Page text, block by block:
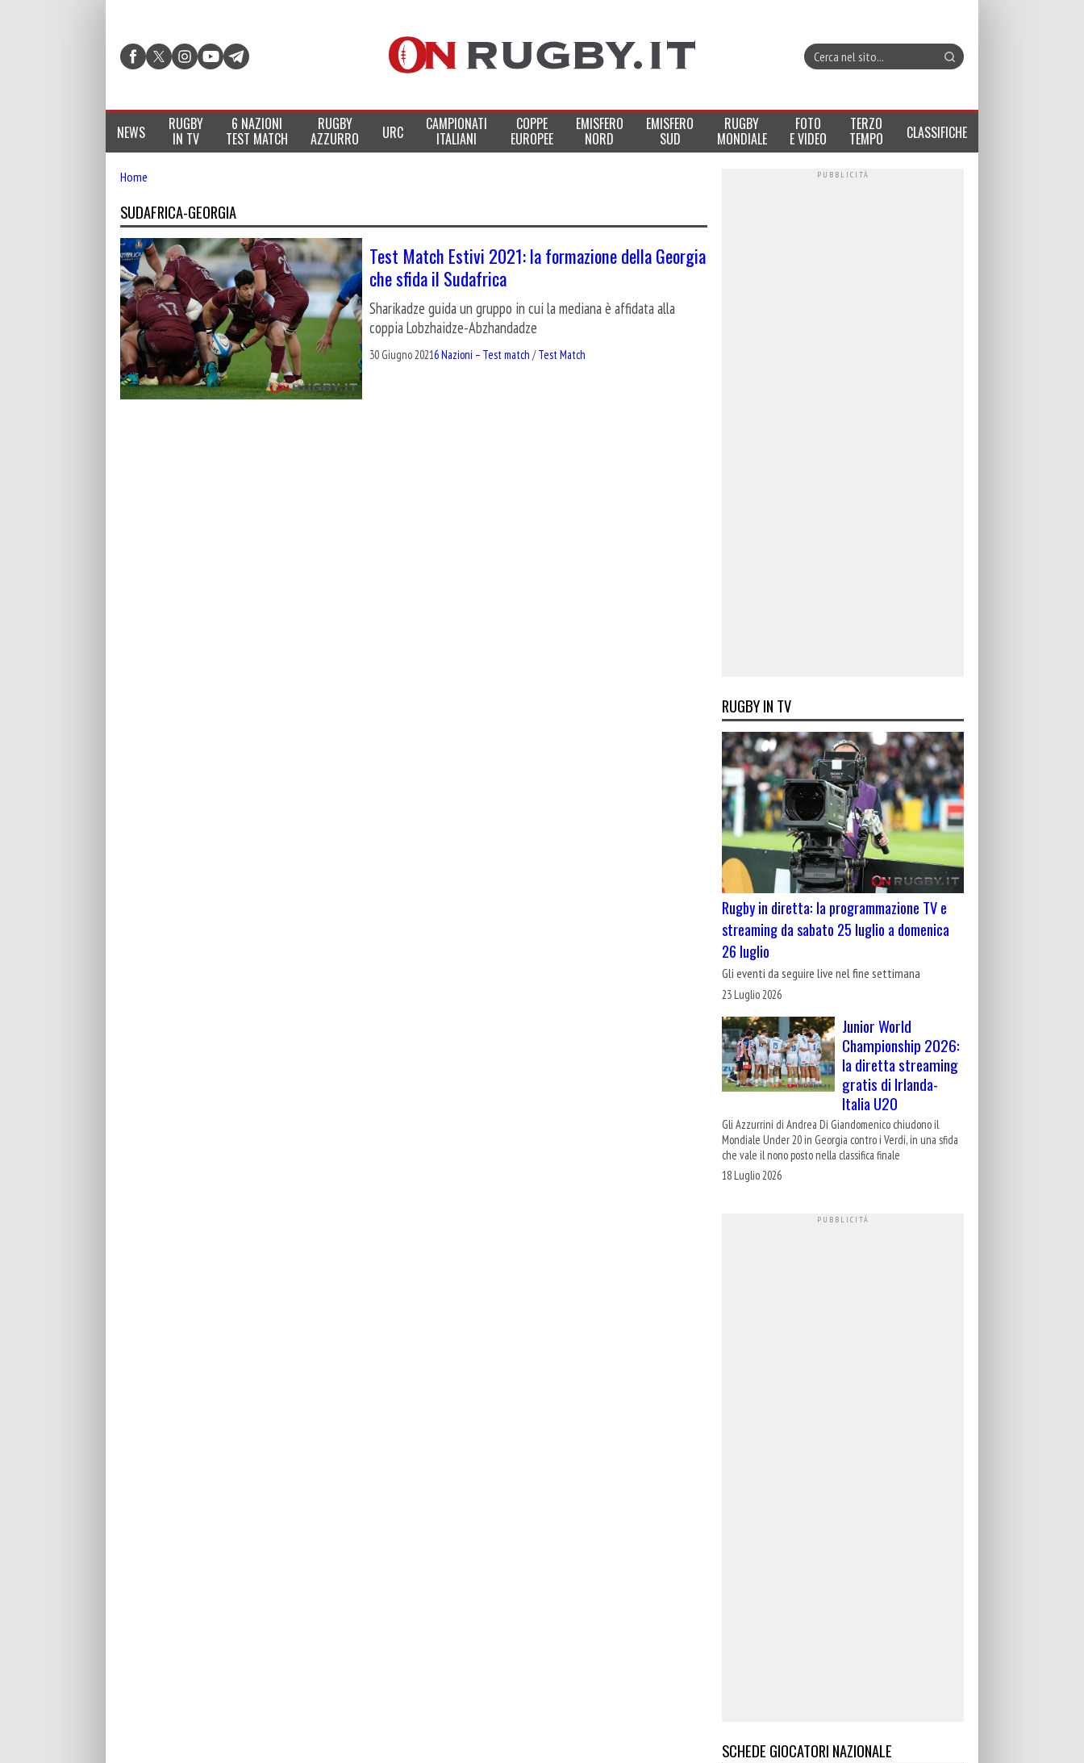
NEWS RUGBY
IN TV
6 NAZIONI
TEST MATCH
RUGBY
AZZURRO URC CAMPIONATI
ITALIANI
COPPE
EUROPEE
EMISFERO
NORD
EMISFERO
SUD
RUGBY
MONDIALE
FOTO
E VIDEO
TERZO
TEMPO CLASSIFICHE
Home
SUDAFRICA-GEORGIA
Test Match Estivi 2021: la formazione della Georgia
che sfida il Sudafrica
Sharikadze guida un gruppo in cui la mediana è affidata alla
coppia Lobzhaidze-Abzhandadze
30 Giugno 20216 Nazioni – Test match /Test Match
RUGBY IN TV
Rugby in diretta: la programmazione TV e
streaming da sabato 25 luglio a domenica
26 luglio
Gli eventi da seguire live nel fine settimana
23 Luglio 2026
Junior World
Championship 2026:
la diretta streaming
gratis di Irlanda-
Italia U20
Gli Azzurrini di Andrea Di Giandomenico chiudono il
Mondiale Under 20 in Georgia contro i Verdi, in una sfida
che vale il nono posto nella classifica finale
18 Luglio 2026
SCHEDE GIOCATORI NAZIONALE